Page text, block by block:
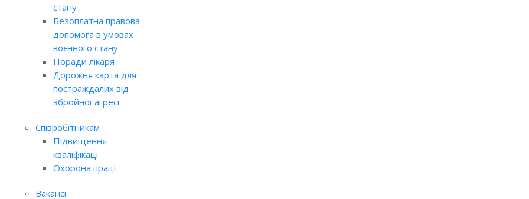
стану
Безоплатна правова
допомога в умовах
воєнного стану
Поради лікаря
Дорожня карта для
постраждалих від
збройної агресії
Співробітникам
Підвищення
кваліфікації
Охорона праці
Вакансії